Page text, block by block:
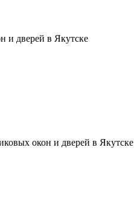
и дверей в Якутске
окон и дверей в Якутске